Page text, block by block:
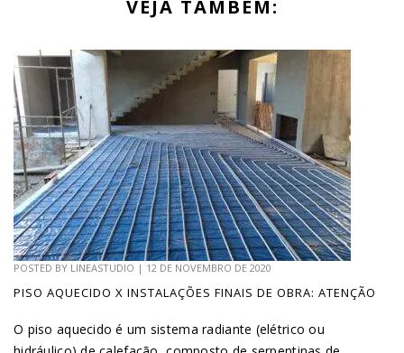
VEJA TAMBÉM:
POSTED BY LINEASTUDIO | 12 DE NOVEMBRO DE 2020
PISO AQUECIDO X INSTALAÇÕES FINAIS DE OBRA: ATENÇÃO
O piso aquecido é um sistema radiante (elétrico ou